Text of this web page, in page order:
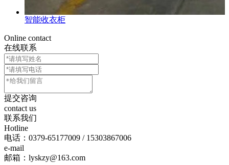
智能收衣柜
Online contact
在线联系
提交咨询
contact us
联系我们
Hotline
电话： 0379-65177009 / 15303867006
e-mail
邮箱：lyskzy@163.com